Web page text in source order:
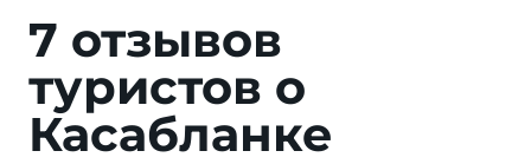
7 отзывов
туристов о
Касабланке